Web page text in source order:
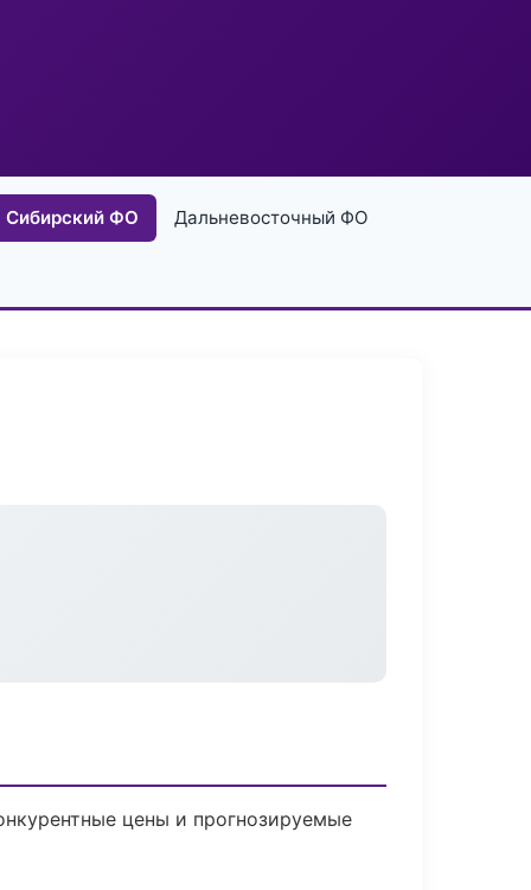
Сибирский ФО Дальневосточный ФО
цены и прогнозируемые